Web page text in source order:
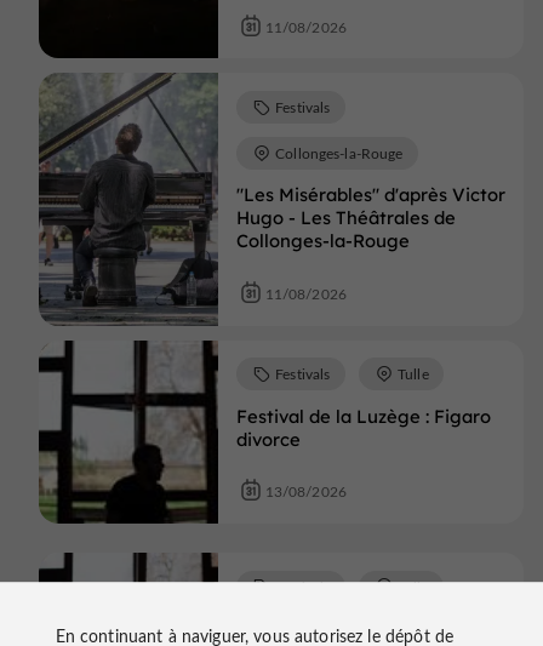
11/08/2026
"Les Misérables" d'après Victor
Hugo - Les Théâtrales de
Collonges-la-Rouge
Festivals
Collonges-la-Rouge
11/08/2026
Festival de la Luzège : Figaro
divorce
Festivals Tulle
13/08/2026
Festival de la Luzège : Figaro
Festivals Tulle
En continuant à naviguer, vous autorisez le dépôt de